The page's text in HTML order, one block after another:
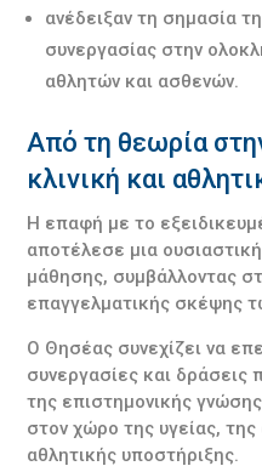
ανέδειξαν τη σημασία
συνεργασίας στην
αθλητών και ασθενών.
Από τη θεωρία
κλινική και
Η επαφή με το
αποτέλεσε μια
μάθησης, συμβάλλοντας
επαγγελματικής σκέψης
Ο Θησέας συνεχίζει να
συνεργασίες και δράσεις
της επιστημονικής
στον χώρο της υγείας,
αθλητικής υποστήριξης.